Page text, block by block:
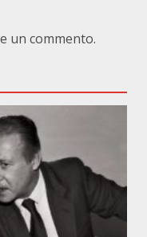
un commento.